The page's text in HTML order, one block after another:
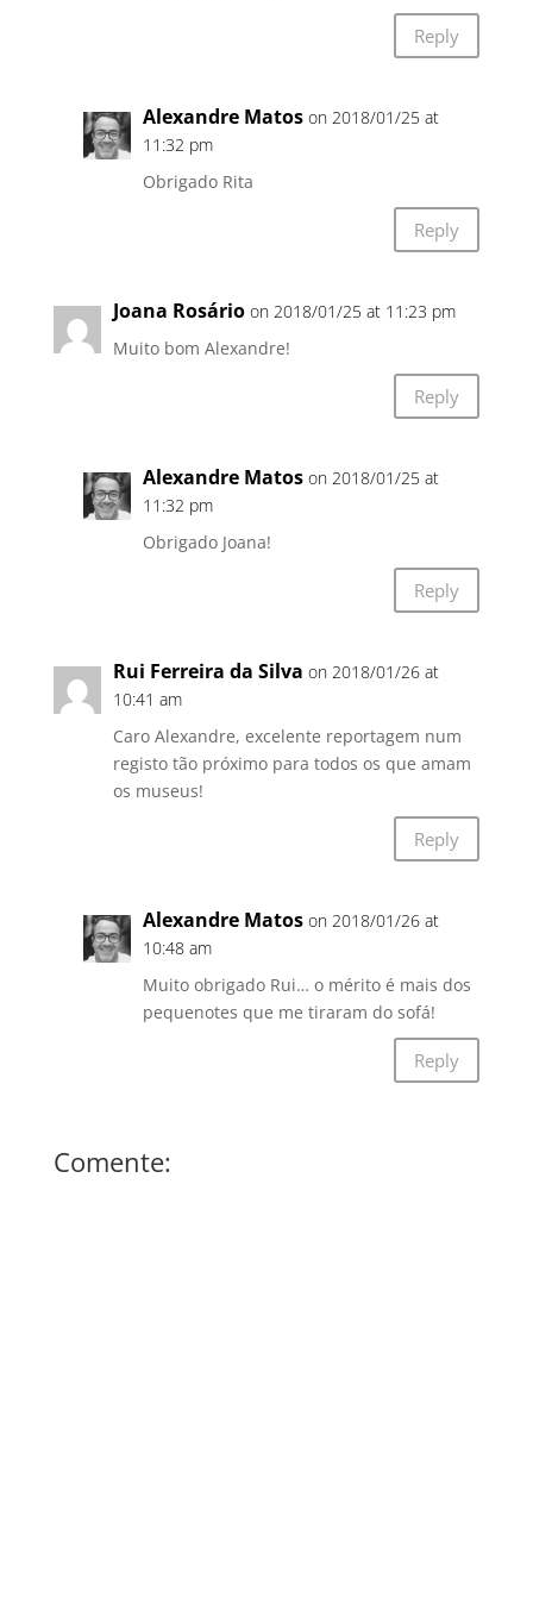
Reply
Alexandre Matos on 2018/01/25 at
11:32 pm
Obrigado Rita
Reply
Joana Rosário on 2018/01/25 at 11:23 pm
Muito bom Alexandre!
Reply
Alexandre Matos on 2018/01/25 at
11:32 pm
Obrigado Joana!
Reply
Rui Ferreira da Silva on 2018/01/26 at
10:41 am
Caro Alexandre, excelente reportagem num
registo tão próximo para todos os que amam
os museus!
Reply
Alexandre Matos on 2018/01/26 at
10:48 am
Muito obrigado Rui… o mérito é mais dos
pequenotes que me tiraram do sofá!
Reply
Comente: